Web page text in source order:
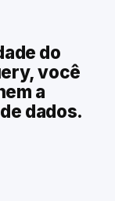
do
você
a
dados.